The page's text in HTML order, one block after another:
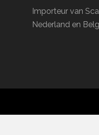
Importeur van
Nederland en